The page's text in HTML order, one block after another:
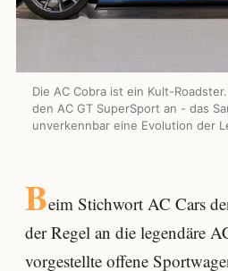
Die AC Cobra ist ein Kult-
den AC GT SuperSport an - das
unverkennbar eine Evolution der
Beim Stichwort AC Cars
der Regel an die legendäre
vorgestellte offene